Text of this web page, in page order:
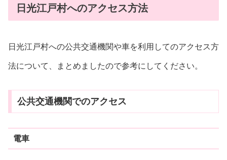
日光江戸村へのアクセス方法
日光江戸村への公共交通機関や車を利用してのアクセス方
法について、まとめましたので参考にしてください。
公共交通機関でのアクセス
電車